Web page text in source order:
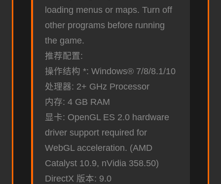
loading menus or maps. Turn off
other programs before running
the game.
推荐配置:
操作结构 *: Windows® 7/8/8.1/10
处理器: 2+ GHz Processor
内存: 4 GB RAM
显卡: OpenGL ES 2.0 hardware
driver support required for
WebGL acceleration. (AMD
Catalyst 10.9, nVidia 358.50)
DirectX 版本: 9.0